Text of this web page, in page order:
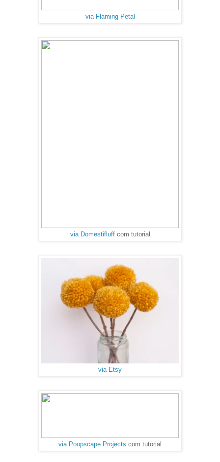
via Flaming Petal
via Domestifluffcom tutorial
via Etsy
via Poopscape Projects com tutorial